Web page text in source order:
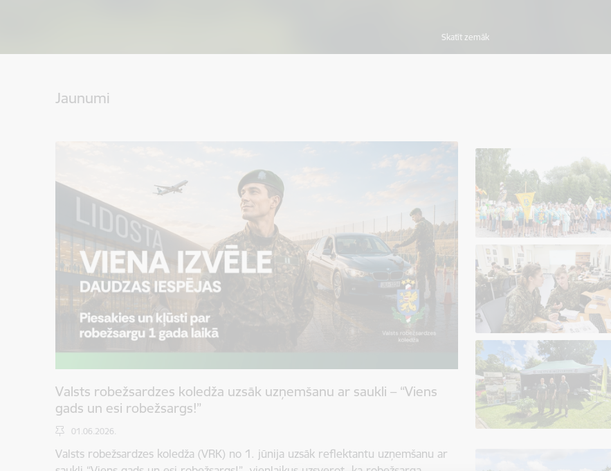
Skatīt zemāk
Jaunumi
Valsts robežsardzes koledža uzsāk uzņemšanu ar saukli – “Viens
gads un esi robežsargs!”
01.06.2026.
Valsts robežsardzes koledža (VRK) no 1. jūnija uzsāk reflektantu uzņemšanu ar